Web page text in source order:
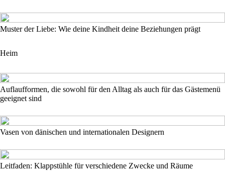
Muster der Liebe: Wie deine Kindheit deine Beziehungen prägt
Heim
Auflaufformen, die sowohl für den Alltag als auch für das Gästemenü
geeignet sind
Vasen von dänischen und internationalen Designern
Leitfaden: Klappstühle für verschiedene Zwecke und Räume